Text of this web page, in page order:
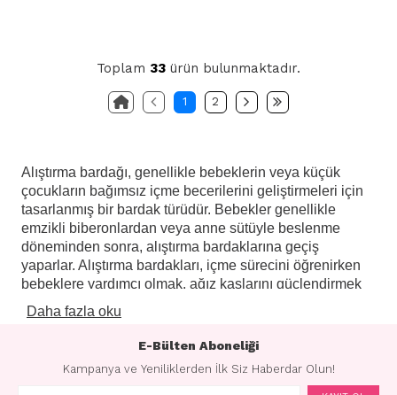
Toplam 33 ürün bulunmaktadır.
1 2
Alıştırma bardağı, genellikle bebeklerin veya küçük
çocukların bağımsız içme becerilerini geliştirmeleri için
tasarlanmış bir bardak türüdür. Bebekler genellikle
emzikli biberonlardan veya anne sütüyle beslenme
döneminden sonra, alıştırma bardaklarına geçiş
yaparlar. Alıştırma bardakları, içme sürecini öğrenirken
bebeklere yardımcı olmak, ağız kaslarını güçlendirmek
ve bağımsız içme alışkanlıklarını geliştirmek amacıyla
kullanılır.
Alıştırma bardakları genellikle yumuşak, damlama
önleyici özelliklere sahip emziklere sahiptir ve bu
emzikler, bebeklerin içme sürecini kontrol etmelerini ve
Daha fazla oku
E-Bülten Aboneliği
Kampanya ve Yeniliklerden İlk Siz Haberdar Olun!